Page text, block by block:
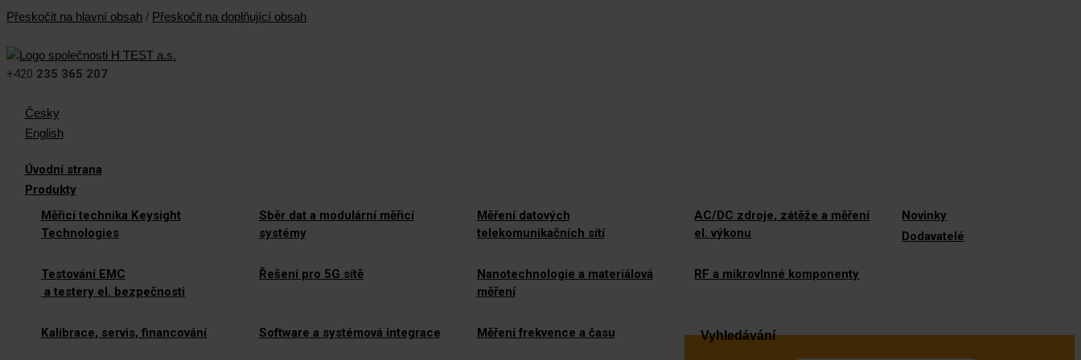
Přeskočit na hlavní obsah / Přeskočit na doplňující obsah
+420 235 365 207
Česky
English
Úvodní strana
Produkty
Měřicí technika Keysight
Technologies
Sběr dat a modulární měřicí
systémy
Měření datových
telekomunikačních sítí
AC/DC zdroje, zátěže a měření
el. výkonu
Testování EMC
a testery el. bezpečnosti
Řešení pro 5G sítě
Nanotechnologie a materiálová
měření
RF a mikrovlnné komponenty
Kalibrace, servis, financování Software a systémová integrace Měření frekvence a času
Novinky
Dodavatelé
Vyhledávání